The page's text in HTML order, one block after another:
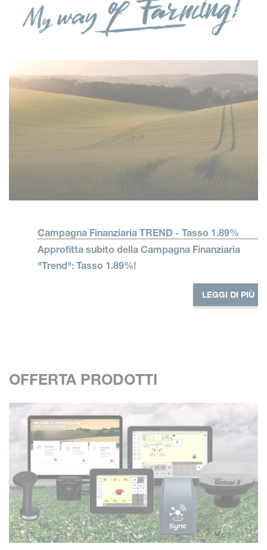
Campagna Finanziaria TREND - Tasso 1.89%
Approfitta subito della Campagna Finanziaria
"Trend": Tasso 1.89%!
LEGGI DI PIÙ
OFFERTA PRODOTTI